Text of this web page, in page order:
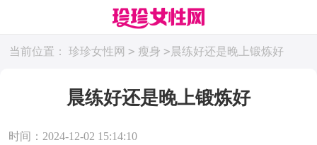
当前位置： 珍珍女性网 > 瘦身 > 晨练好还是晚上锻炼好
晨练好还是晚上锻炼好
时间：2024-12-02 15:14:10